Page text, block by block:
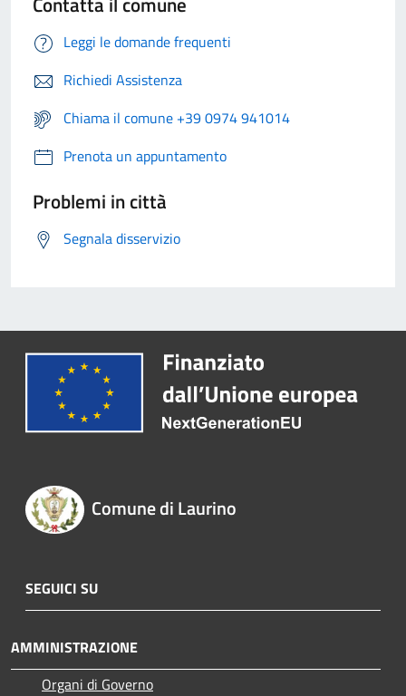
Leggi le domande frequenti
Richiedi Assistenza
Chiama il comune +39 0974 941014
Prenota un appuntamento
Problemi in città
Segnala disservizio
Comune di Laurino
SEGUICI SU
AMMINISTRAZIONE
Organi di Governo